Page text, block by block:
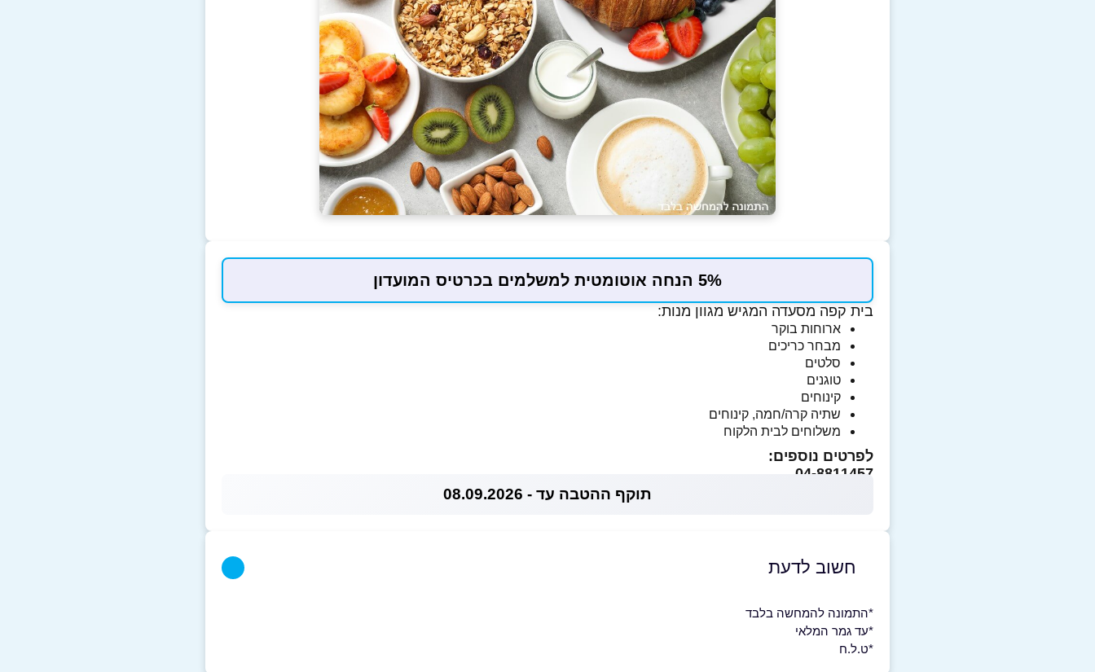
5% הנחה אוטומטית למשלמים בכרטיס המועדון
בית קפה מסעדה המגיש מגוון מנות:
ארוחות בוקר
מבחר כריכים
סלטים
טוגנים
קינוחים
שתיה קרה/חמה, קינוחים
משלוחים לבית הלקוח
לפרטים נוספים:
04-8811457
תוקף ההטבה עד - 08.09.2026
חשוב לדעת
*התמונה להמחשה בלבד
*עד גמר המלאי
*ט.ל.ח